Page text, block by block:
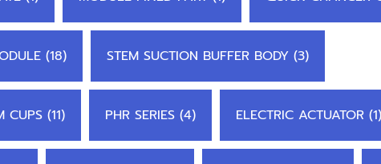
(18) STEM SUCTION BUFFER BODY (3)
CUPS (11) PHR SERIES (4) ELECTRIC ACTUATOR (1)